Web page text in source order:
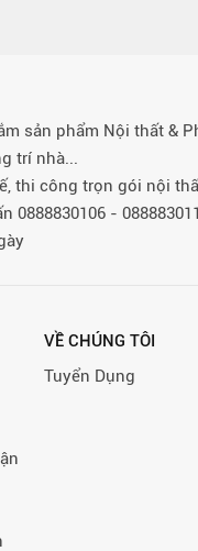
sản phẩm Nội thất &
trí nhà...
thi công trọn gói nội
0888830106 -
VỀ CHÚNG TÔI
Tuyển Dụng